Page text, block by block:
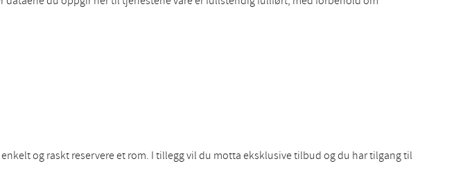
og raskt reservere et rom. I tillegg vil du motta eksklusive tilbud og du har tilgang til